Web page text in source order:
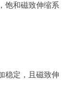
饱和磁致伸缩系
稳定，且磁致伸